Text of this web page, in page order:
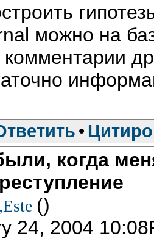
можно на
комментарии
•
когда
()
24, 2004